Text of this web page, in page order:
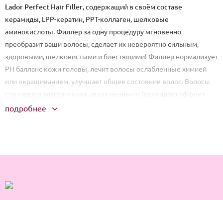
Lador Perfect Hair Filler, содержащий в своём составе
керамиды, LPP-кератин, PPT-коллаген, шелковые
аминокислоты. Филлер за одну процедуру мгновенно
преобразит ваши волосы, сделает их невероятно сильным,
здоровыми, шелковистыми и блестящими! Филлер нормализует
PH балланс кожи головы, лечит волосы ослабленные химией
или окрашиванием, улучшает общее состояние волос. Волосы
становятся эластичными, увлажненными (пропадает эффект
сухих концов), гладкими. Филлер проникает внутрь волоса,
результат уже после первого применения. Применять филлеры
по мере необходимости, когда вам нужно особенно хорошо
подробнее